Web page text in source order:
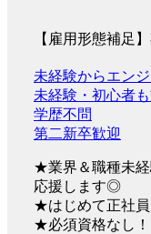
【雇用形態補足
未経験からエン
未経験・初心者
学歴不問
第二新卒歓迎
★業界＆職種未経
応援します◎
★はじめて正社員
★必須資格なし！